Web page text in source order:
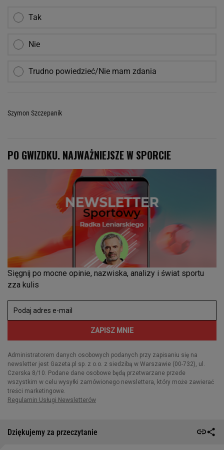
Tak
Nie
Trudno powiedzieć/Nie mam zdania
Szymon Szczepanik
Dziękujemy za przeczytanie